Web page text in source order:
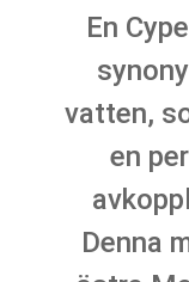
En
vatten,
en
Denna